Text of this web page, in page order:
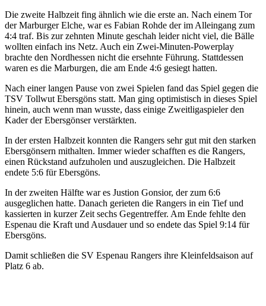
Die zweite Halbzeit fing ähnlich wie die erste an. Nach einem Tor
der Marburger Elche, war es Fabian Rohde der im Alleingang zum
4:4 traf. Bis zur zehnten Minute geschah leider nicht viel, die Bälle
wollten einfach ins Netz. Auch ein Zwei-Minuten-Powerplay
brachte den Nordhessen nicht die ersehnte Führung. Stattdessen
waren es die Marburgen, die am Ende 4:6 gesiegt hatten.
Nach einer langen Pause von zwei Spielen fand das Spiel gegen die
TSV Tollwut Ebersgöns statt. Man ging optimistisch in dieses Spiel
hinein, auch wenn man wusste, dass einige Zweitligaspieler den
Kader der Ebersgönser verstärkten.
In der ersten Halbzeit konnten die Rangers sehr gut mit den starken
Ebersgönsern mithalten. Immer wieder schafften es die Rangers,
einen Rückstand aufzuholen und auszugleichen. Die Halbzeit
endete 5:6 für Ebersgöns.
In der zweiten Hälfte war es Justion Gonsior, der zum 6:6
ausgeglichen hatte. Danach gerieten die Rangers in ein Tief und
kassierten in kurzer Zeit sechs Gegentreffer. Am Ende fehlte den
Espenau die Kraft und Ausdauer und so endete das Spiel 9:14 für
Ebersgöns.
Damit schließen die SV Espenau Rangers ihre Kleinfeldsaison auf
Platz 6 ab.